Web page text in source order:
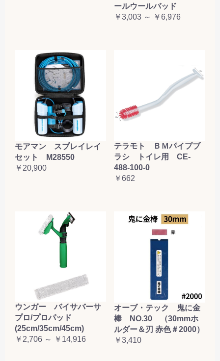
ールウールバッド
￥3,003 ～ ￥6,976
モアマン スプレイレイ
セット M28550
￥20,900
テラモト ＢＭパイプブ
ラシ トイレ用 CE-
488-100-0
￥662
ウンガー バイサバーサ
プロ/プロパッド
(25cm/35cm/45cm)
￥2,706 ～ ￥14,916
オーブ・テック 鬼に金
棒 NO.30 （30mmホ
ルダー＆刃 赤色＃2000）
￥3,410